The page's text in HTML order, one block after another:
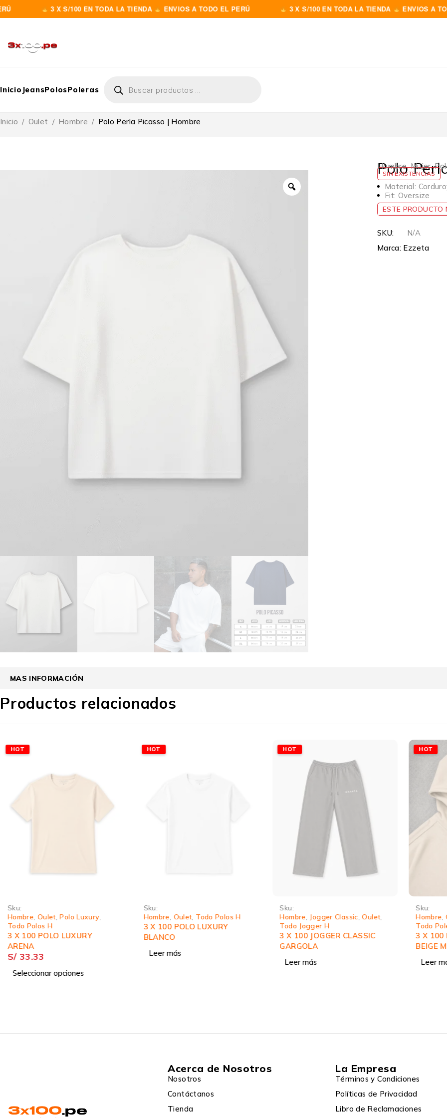
3 X S/100 EN TODA LA TIENDA ENVIOS A TODO EL PERÚ 3 X S/100 EN TODA LA TIENDA ENVIOS A TODO EL
Inicio JeansPolosPoleras
Inicio / Oulet / Hombre / Polo Perla Picasso | Hombre
Hombre,Mujer,
Polo
SIN EXISTENCIAS
Material:
Fit: Oversize
ESTE PRODUCTO
SKU:
N/A
Marca: Ezzeta
MAS INFORMACIÓN
Productos relacionados
HOT
Sku:
Hombre Oulet,Polo Luxury,
Todo Polos H
3 X 100 POLO LUXURY
ARENA
S/33.33
Seleccionar opciones
HOT
Sku:
Hombre Oulet, Todo Polos H
3 X 100 POLO LUXURY
BLANCO
Leer más
HOT
Sku:
Hombre Jogger Classic ,Oulet,
Todo Jogger H
3 X 100 JOGGER CLASSIC
GARGOLA
Leer más
HOT
Sku:
Hombre ,
Todo
3 X 100
BEIGE
Leer
Acerca de Nosotros
Nosotros
Contáctanos
Tienda
La Empresa
Términos y Condiciones
Políticas de Privacidad
Libro de Reclamaciones